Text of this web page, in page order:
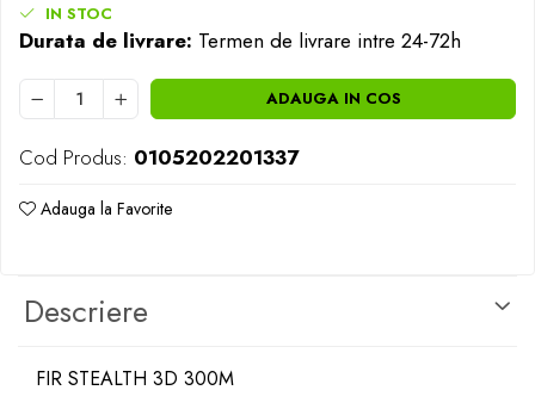
Cleste pescuit
Tub antitangle
IN STOC
Durata de livrare: Termen de livrare intre 24-72h
ADAUGA IN COS
Cod Produs: 0105202201337
Adauga la Favorite
Descriere
FIR STEALTH 3D 300M